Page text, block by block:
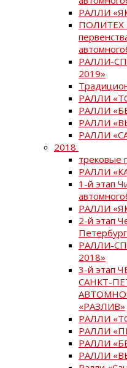
РАЛЛИ
ПОЛИТЕХ
РАЛЛИ-
2019»
РАЛЛИ
РАЛЛИ
РАЛЛИ
РАЛЛИ
2018
трековые
РАЛЛИ
1-й этап
РАЛЛИ
2-й этап
РАЛЛИ-
2018»
3-й этап
САНКТ-
«РАЗЛИВ»
РАЛЛИ
РАЛЛИ
РАЛЛИ
РАЛЛИ